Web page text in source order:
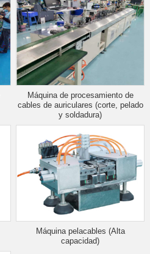
Máquina de procesamiento de
cables de auriculares (corte, pelado
y soldadura)
Máquina pelacables (Alta
capacidad)